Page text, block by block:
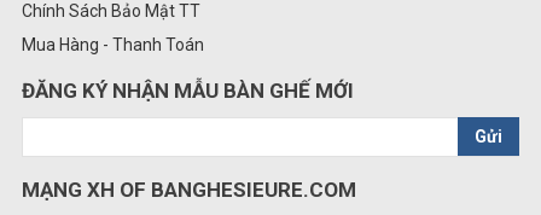
Chính Sách Bảo Mật TT
Mua Hàng - Thanh Toán
ĐĂNG KÝ NHẬN MẪU BÀN GHẾ MỚI
Gửi
MẠNG XH OF BANGHESIEURE.COM